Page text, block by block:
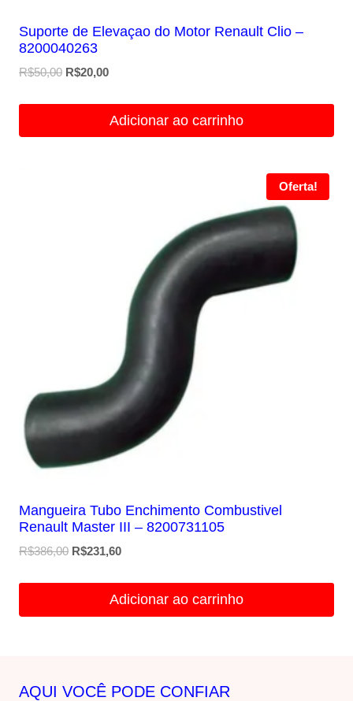
Suporte de Elevaçao do Motor Renault Clio –
8200040263
R$50,00 O
R$20,00O
é:
Adicionar ao carrinho
Oferta!
Mangueira Tubo Enchimento Combustivel
Renault Master III – 8200731105
R$386,00 O
R$231,60O
é:
Adicionar ao carrinho
AQUI VOCÊ PODE CONFIAR